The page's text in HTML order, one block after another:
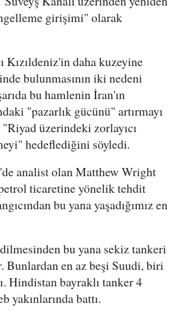
girişimi" olarak
Kızıldeniz'in daha kuzeyine
bulunmasının iki nedeni
bu hamlenin İran'ın
"pazarlık gücünü" artırmayı
"Riyad üzerindeki zorlayıcı
hedeflediğini söyledi.
analist olan Matthew Wright
ticaretine yönelik tehdit
bu yana yaşadığımız en
bu yana sekiz tankeri
Bunlardan en az beşi Suudi, biri
Hindistan bayraklı tanker 4
yakınlarında battı.